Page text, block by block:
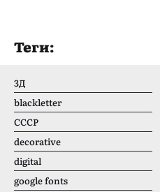
Теги:
3Д
blackletter
CCCР
decorative
digital
google fonts